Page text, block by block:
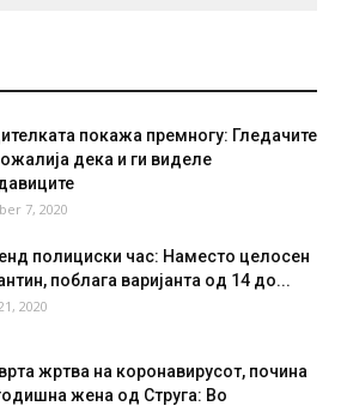
покажа премногу: Гледачите
дека и ги виделе
7, 2020
полициски час: Наместо целосен
поблага варијанта од 14 до...
2020
жртва на коронавирусот, почина
жена од Струга: Во